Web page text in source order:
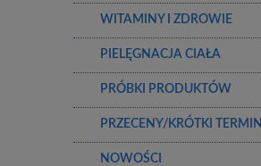
WITAMINY I ZDROWIE
PIELĘGNACJA CIAŁA
PRÓBKI PRODUKTÓW
PRZECENY/KRÓTKI TERMIN
NOWOŚCI